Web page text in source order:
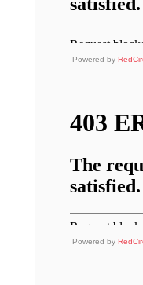
Powered by
Powered by